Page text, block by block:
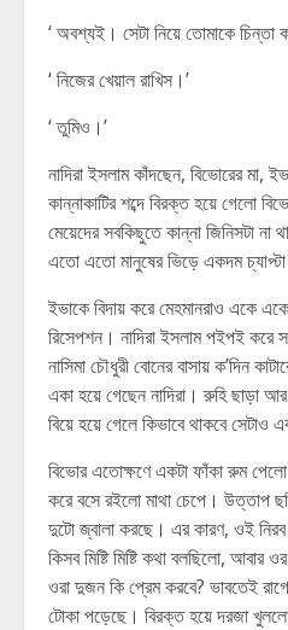
‘ অবশ্যই। সেটা নিয়ে তোমাকে চিন্তা
‘ নিজের খেয়াল রাখিস।’
‘ তুমিও।’
নাদিরা ইসলাম কাঁদছেন, বিভোরের মা,
কান্নাকাটির শব্দে বিরক্ত হয়ে গেলো
মেয়েদের সবকিছুতে কান্না জিনিসটা
এতো এতো মানুষের ভিড়ে একদম চ্যাপ্টা
ইভাকে বিদায় করে মেহমানরাও একে
রিসেপশন। নাদিরা ইসলাম পইপই করে
নাসিমা চৌধুরী বোনের বাসায় ক’দিন
একা হয়ে গেছেন নাদিরা। রুহি ছাড়া
বিয়ে হয়ে গেলে কিভাবে থাকবে সেটাও
বিভোর এতোক্ষণে একটা ফাঁকা রুম
করে বসে রইলো মাথা চেপে। উত্তাপ
দুটো জ্বালা করছে। এর কারণ, ওই নিরব
কিসব মিষ্টি মিষ্টি কথা বলছিলো, আবার
ওরা দুজন কি প্রেম করবে? ভাবতেই
টোকা পড়েছে। বিরক্ত হয়ে দরজা